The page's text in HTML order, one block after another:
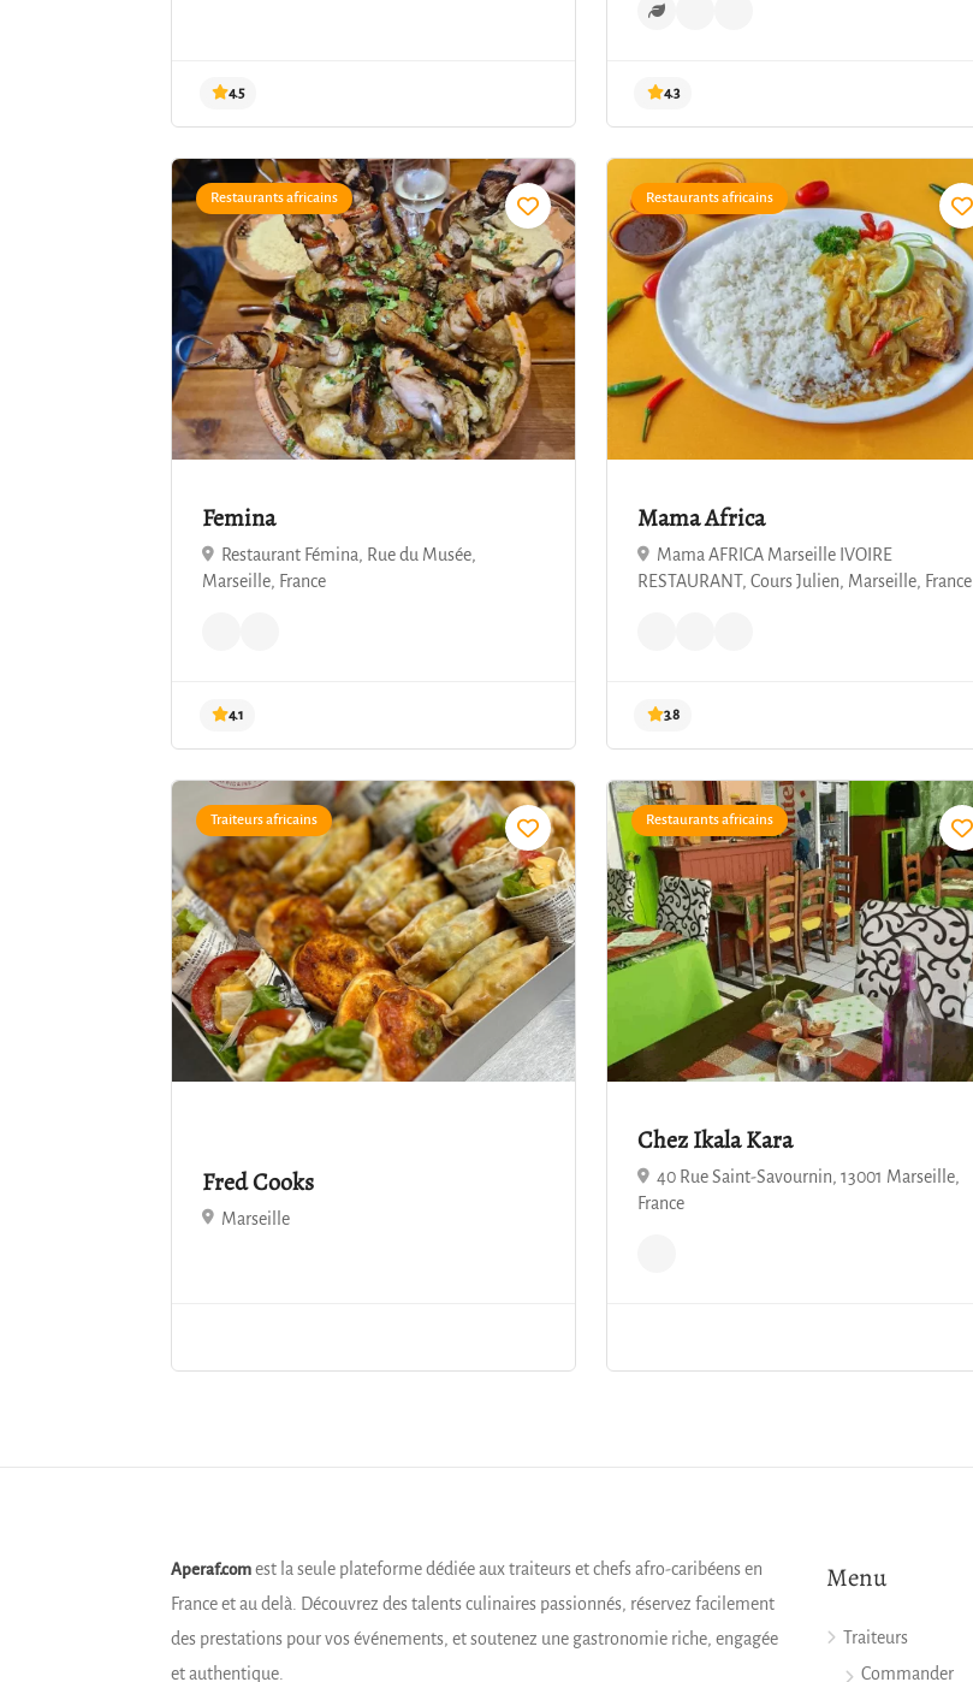
4.5
Restaurants africains
Femina
Restaurant Fémina, Rue du Musée,
Marseille, France
4.1
Restaurants africains
Mama Africa
Mama AFRICA Marseille IVOIRE
RESTAURANT, Cours Julien, Marseille, France
3.8
Traiteurs africains
Fred Cooks
Marseille
Restaurants africains
Chez Ikala Kara
40 Rue Saint-Savournin, 13001 Marseille,
France
Aperaf.com est la seule plateforme dédiée aux traiteurs et chefs afro-caribéens en
France et au delà. Découvrez des talents culinaires passionnés, réservez facilement
des prestations pour vos événements, et soutenez une gastronomie riche, engagée
et authentique.
Menu
Traiteurs
Commander